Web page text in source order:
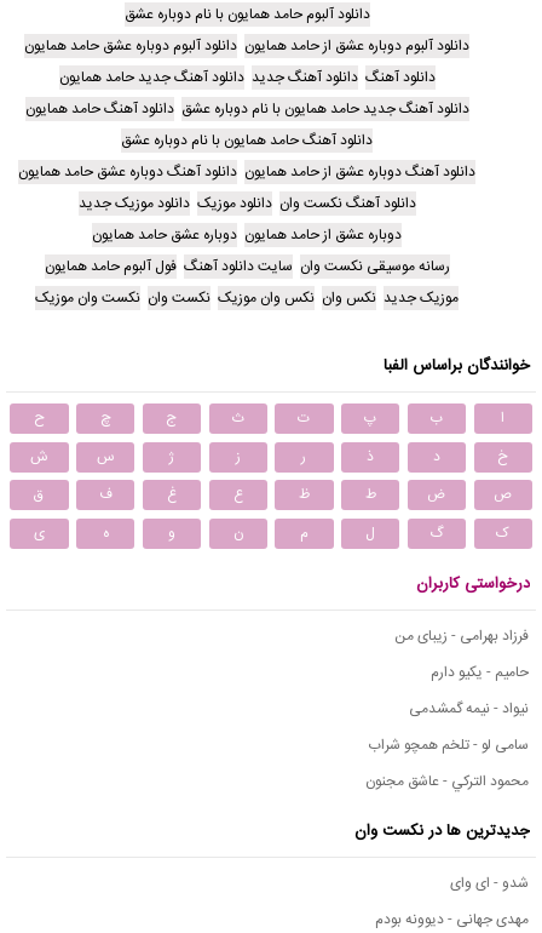
دانلود آلبوم حامد همایون با نام دوباره عشق
دانلود آلبوم دوباره عشق از حامد همایون دانلود آلبوم دوباره عشق حامد همایون
دانلود آهنگ دانلود آهنگ جدید دانلود آهنگ جدید حامد همایون
دانلود آهنگ جدید حامد همایون با نام دوباره عشق دانلود آهنگ حامد همایون
دانلود آهنگ حامد همایون با نام دوباره عشق
دانلود آهنگ دوباره عشق از حامد همایون دانلود آهنگ دوباره عشق حامد همایون
دانلود آهنگ نکست وان دانلود موزیک دانلود موزیک جدید
دوباره عشق از حامد همایون دوباره عشق حامد همایون
رسانه موسیقی نکست وان سایت دانلود آهنگ فول آلبوم حامد همایون
موزیک جدید نکس وان نکس وان موزیک نکست وان نکست وان موزیک
خوانندگان براساس الفبا
ا ب پ ت ث ج چ
ح
خ
د ذ ر ز ژ س
ش
ص
ض ط ظ ع غ ف
ق
ک
گ ل م ن و ه ی
درخواستی کاربران
فرزاد بهرامی - زیبای من
حامیم - یکیو دارم
نیواد - نیمه گمشدمی
سامی لو - تلخم همچو شراب
محمود التركي - عاشق مجنون
جدیدترین ها در نکست وان
شدو - ای وای
مهدی جهانی - دیوونه بودم